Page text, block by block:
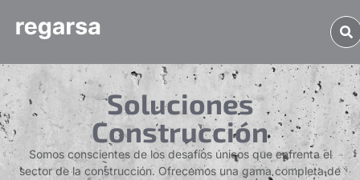
Soluciones
Construcción
Somos conscientes de los desafíos únicos que enfrenta el
sector de la construcción. Ofrecemos una gama completa de